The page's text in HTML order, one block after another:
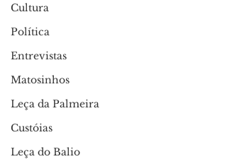
Cultura
Política
Entrevistas
Matosinhos
Leça da Palmeira
Custóias
Leça do Balio